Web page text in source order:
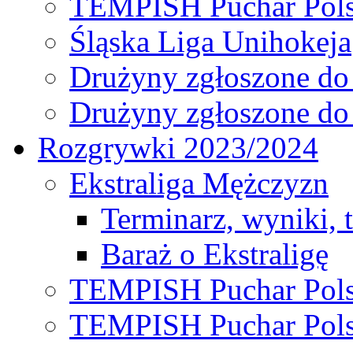
Śląska Liga Unihokeja
Drużyny zgłoszone
Drużyny zgłoszone
Rozgrywki 2023/2024
Ekstraliga Mężczyzn
Terminarz, wyniki,
Baraż o Ekstraligę
TEMPISH Puchar
TEMPISH Puchar